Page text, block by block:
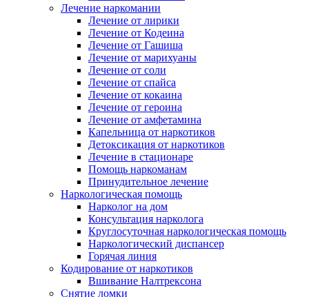
Лечение наркомании
Лечение от лирики
Лечение от Кодеина
Лечение от Гашиша
Лечение от марихуаны
Лечение от соли
Лечение от спайса
Лечение от кокаина
Лечение от героина
Лечение от амфетамина
Капельница от наркотиков
Детоксикация от наркотиков
Лечение в стационаре
Помощь наркоманам
Принудительное лечение
Наркологическая помощь
Нарколог на дом
Консультация нарколога
Круглосуточная наркологическая помощь
Наркологический диспансер
Горячая линия
Кодирование от наркотиков
Вшивание Налтрексона
Снятие ломки